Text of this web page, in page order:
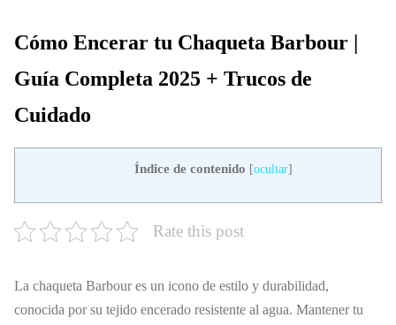
Cómo Encerar tu Chaqueta Barbour |
Guía Completa 2025 + Trucos de
Cuidado
Índice de contenido [ocultar]
Rate this post
La chaqueta Barbour es un icono de estilo y durabilidad,
conocida por su tejido encerado resistente al agua. Mantener tu